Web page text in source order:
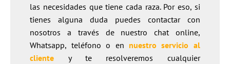
las necesidades que tiene cada raza. Por eso, si
tienes alguna duda puedes contactar con
nosotros a través de nuestro chat online,
Whatsapp, teléfono o en nuestro servicio al
cliente y te resolveremos cualquier